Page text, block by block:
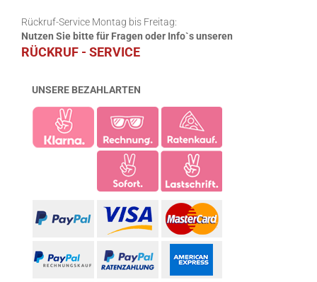
Rückruf-Service Montag bis Freitag:
Nutzen Sie bitte für Fragen oder Info`s unseren
RÜCKRUF - SERVICE
UNSERE BEZAHLARTEN